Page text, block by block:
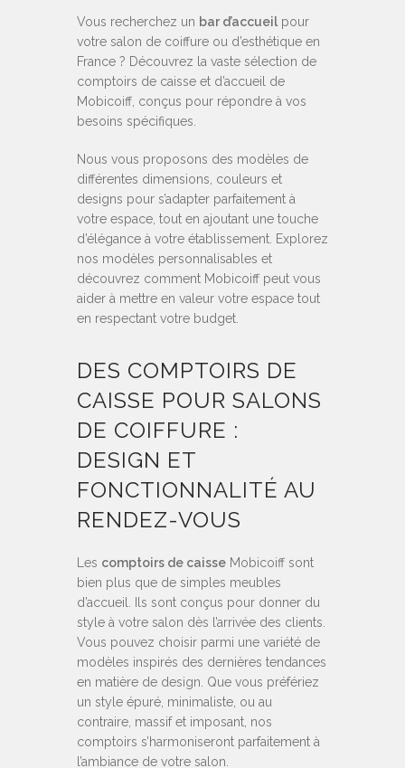
Vous recherchez un bar d’accueilpour
votre salon de coiffure ou d’esthétique en
France ? Découvrez la vaste sélection de
comptoirs de caisse et d’accueil de
Mobicoiff, conçus pour répondre à vos
besoins spécifiques.
Nous vous proposons des modèles de
différentes dimensions, couleurs et
designs pour s’adapter parfaitement à
votre espace, tout en ajoutant une touche
d’élégance à votre établissement. Explorez
nos modèles personnalisables et
découvrez comment Mobicoiff peut vous
aider à mettre en valeur votre espace tout
en respectant votre budget.
DES COMPTOIRS DE
CAISSE POUR SALONS
DE COIFFURE :
DESIGN ET
FONCTIONNALITÉ AU
RENDEZ-VOUS
Les comptoirs de caisse Mobicoiff sont
bien plus que de simples meubles
d’accueil. Ils sont conçus pour donner du
style à votre salon dès l’arrivée des clients.
Vous pouvez choisir parmi une variété de
modèles inspirés des dernières tendances
en matière de design. Que vous préfériez
un style épuré, minimaliste, ou au
contraire, massif et imposant, nos
comptoirs s’harmoniseront parfaitement à
l’ambiance de votre salon.